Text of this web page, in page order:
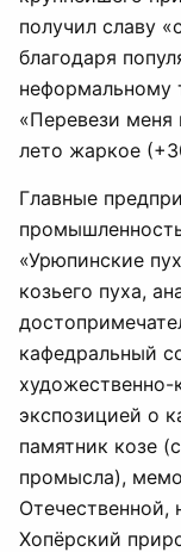
получил славу
благодаря
неформальному
«Перевези меня
лето жаркое
Главные
«Урюпинские
козьего пуха,
кафедральный
художественно-
экспозицией о
памятник козе
промысла),
Хопёрский